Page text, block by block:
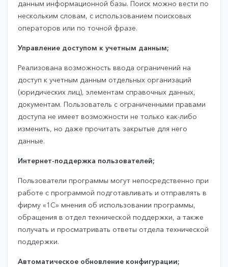
данным информационной базы. Поиск можно вести по
нескольким словам, с использованием поисковых
операторов или по точной фразе.
Управление доступом к учетным данным;
Реализована возможность ввода ограничений на
доступ к учетным данным отдельных организаций
(юридических лиц), элементам справочных данных,
документам. Пользователь с ограниченными правами
доступа не имеет возможности не только как-либо
изменить, но даже прочитать закрытые для него
данные.
Интернет-поддержка пользователей;
Пользователи программы могут непосредственно при
работе с программой подготавливать и отправлять в
фирму «1С» мнения об использовании программы,
обращения в отдел технической поддержки, а также
получать и просматривать ответы отдела технической
поддержки.
Автоматическое обновление конфигурации;